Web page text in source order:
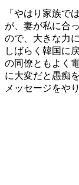
「やはり家族で
が、妻が私に合
ので、大きな力
しばらく韓国に
の同僚ともよく
に大変だと愚痴
メッセージをや